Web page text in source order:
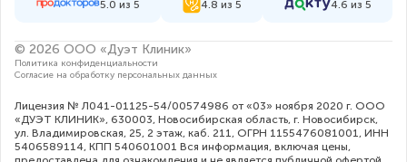
5.0 из 5 4.8 из 5 4.6 из 5
© 2026 ООО «Дуэт Клиник»
Политика конфиденциальности
Согласие на обработку персональных данных
Лицензия № Л041-01125-54/00574986 от «03» ноября 2020 г. ООО
«ДУЭТ КЛИНИК», 630003, Новосибирская область, г. Новосибирск,
ул. Владимировская, 25, 2 этаж, каб. 211, ОГРН 1155476081001, ИНН
5406589114, КПП 540601001 Вся информация, включая цены,